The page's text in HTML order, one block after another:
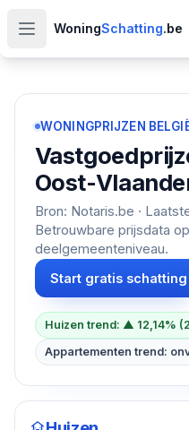
Open hoofdmenu
WoningSchatting.be
WONINGPRIJZEN
Oost-
Bron: Notaris.be ·
Betrouwbare prijsdata
deelgemeenteniveau.
Start gratis schatting
Huizen trend: ▲ 12,14%
Appartementen trend: